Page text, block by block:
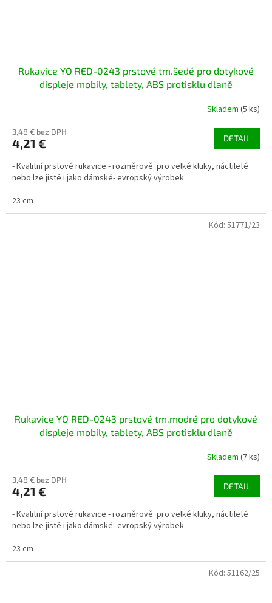
Rukavice YO RED-0243 prstové tm.šedé pro dotykové
displeje mobily, tablety, ABS protisklu dlaně
Skladem (5 ks)
3,48 € bez DPH
4,21 € DETAIL
- Kvalitní prstové rukavice - rozměrově pro velké kluky, náctileté
nebo lze jistě i jako dámské- evropský výrobek
23 cm
Rukavice YO RED-0243 prstové tm.modré pro dotykové
displeje mobily, tablety, ABS protisklu dlaně
Skladem (7 ks)
3,48 € bez DPH
4,21 € DETAIL
- Kvalitní prstové rukavice - rozměrově pro velké kluky, náctileté
nebo lze jistě i jako dámské- evropský výrobek
23 cm
Kód: 51771/23
Kód: 51162/25